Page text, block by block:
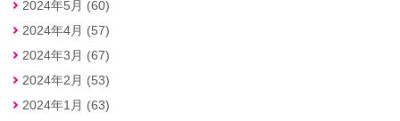
2024年5月 (60)
2024年4月 (57)
2024年3月 (67)
2024年2月 (53)
2024年1月 (63)